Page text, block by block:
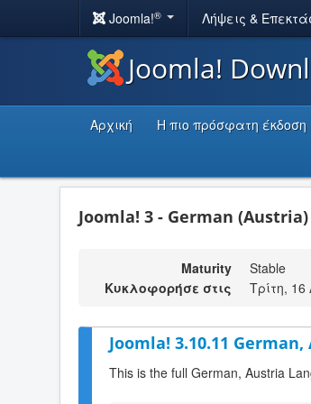
Joomla!® Λήψεις &
Joomla!
Αρχική Η πιο πρόσφατη έκδοση
Joomla! 3 - German (Austria)
Maturity
Stable
Κυκλοφορήσε στις
Τρίτη,
Joomla! 3.10.11
This is the full German, Austria